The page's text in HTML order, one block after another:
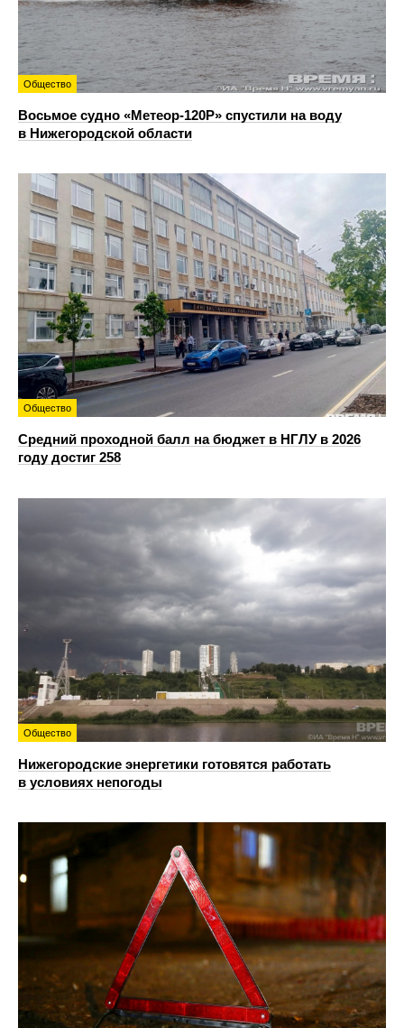
Общество
Восьмое судно «Метеор-120Р» спустили на воду
в Нижегородской области
Общество
Средний проходной балл на бюджет в НГЛУ в 2026
году достиг 258
Общество
Нижегородские энергетики готовятся работать
в условиях непогоды